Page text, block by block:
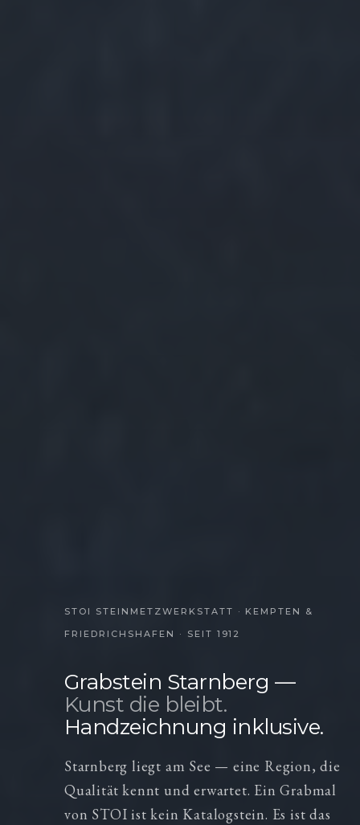
STOI STEINMETZWERKSTATT · KEMPTEN &
FRIEDRICHSHAFEN · SEIT 1912
Grabstein Starnberg —
Kunst die bleibt.
Handzeichnung inklusive.
Starnberg liegt am See — eine Region, die
Qualität kennt und erwartet. Ein Grabmal
von STOI ist kein Katalogstein. Es ist das